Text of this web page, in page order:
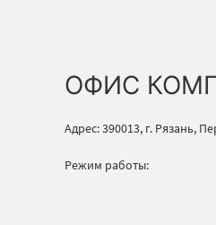
ОФИС
Адрес: 390013, г. Рязань,
Режим работы: